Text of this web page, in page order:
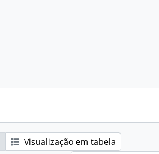
Visualização em tabela